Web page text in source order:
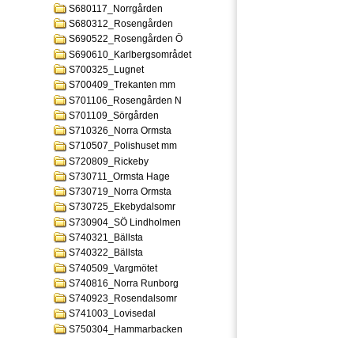
S680117_Norrgården
S680312_Rosengården
S690522_Rosengården Ö
S690610_Karlbergsområdet
S700325_Lugnet
S700409_Trekanten mm
S701106_Rosengården N
S701109_Sörgården
S710326_Norra Ormsta
S710507_Polishuset mm
S720809_Rickeby
S730711_Ormsta Hage
S730719_Norra Ormsta
S730725_Ekebydalsomr
S730904_SÖ Lindholmen
S740321_Bällsta
S740322_Bällsta
S740509_Vargmötet
S740816_Norra Runborg
S740923_Rosendalsomr
S741003_Lovisedal
S750304_Hammarbacken